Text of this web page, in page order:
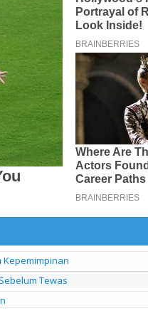
Kepemimpinan
Tewas